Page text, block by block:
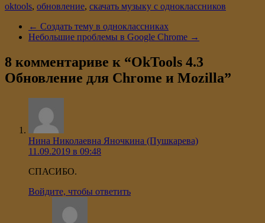
oktools, обновление, скачать музыку с одноклассников
← Создать тему в одноклассниках
Небольшие проблемы в Google Chrome →
8 комментариве к “OkTools 4.3
Обновление для Chrome и Mozilla”
Нина Николаевна Яночкина (Пушкарева)
11.09.2019 в 09:48
СПАСИБО.
Войдите, чтобы ответить